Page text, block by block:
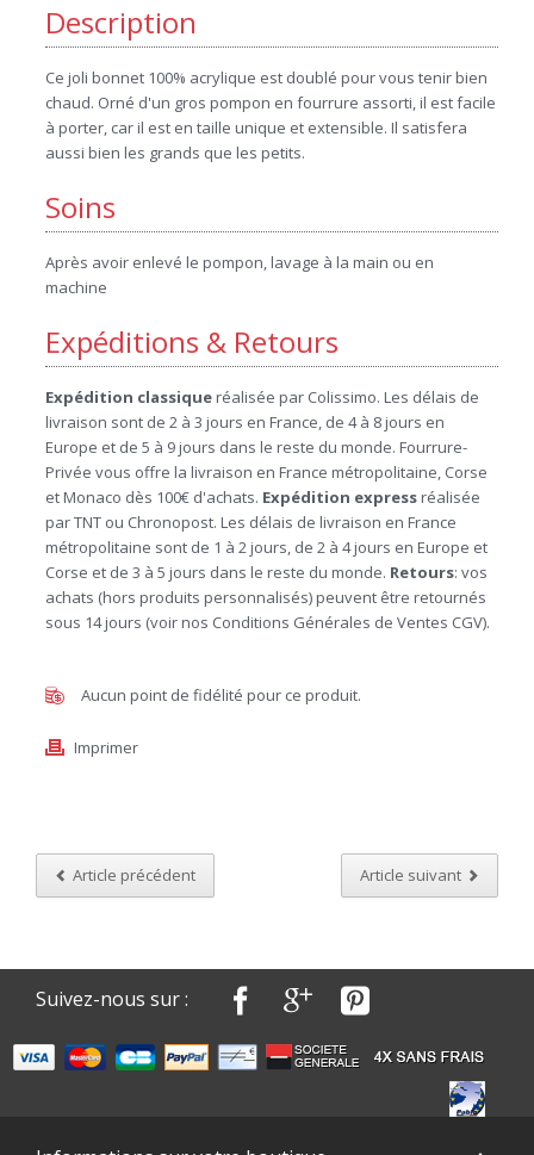
Description
Ce joli bonnet 100% acrylique est doublé pour vous tenir bien
chaud. Orné d'un gros pompon en fourrure assorti, il est facile
à porter, car il est en taille unique et extensible. Il satisfera
aussi bien les grands que les petits.
Soins
Après avoir enlevé le pompon, lavage à la main ou en
machine
Expéditions & Retours
Expédition classiqueréalisée par Colissimo. Les délais de
livraison sont de 2 à 3 jours en France, de 4 à 8 jours en
Europe et de 5 à 9 jours dans le reste du monde. Fourrure-
Privée vous offre la livraison en France métropolitaine, Corse
et Monaco dès 100€ d'achats. Expédition expressréalisée
par TNT ou Chronopost. Les délais de livraison en France
métropolitaine sont de 1 à 2 jours, de 2 à 4 jours en Europe et
Corse et de 3 à 5 jours dans le reste du monde. Retours: vos
achats (hors produits personnalisés) peuvent être retournés
sous 14 jours (voir nos Conditions Générales de Ventes CGV).
Aucun point de fidélité pour ce produit.
Imprimer
Article précédent Article suivant
Suivez-nous sur :